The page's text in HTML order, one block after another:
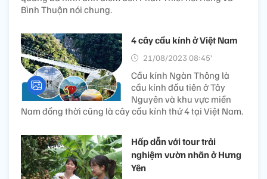
Bình Thuận nói chung.
4 cây cầu kính ở Việt Nam
21/08/2023 08:45’
Cầu kính Ngàn Thông là
cầu kính đầu tiên ở Tây
Nguyên và khu vực miền
Nam đồng thời cũng là cây cầu kính thứ 4 tại Việt Nam.
Hấp dẫn với tour trải
nghiệm vườn nhãn ở Hưng
Yên